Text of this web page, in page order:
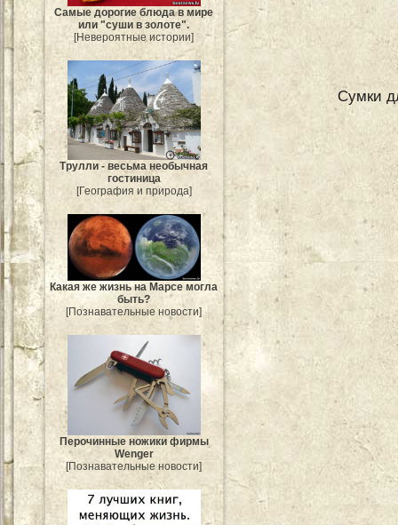
Самые дорогие блюда в мире
или "суши в золоте".
[Невероятные истории]
Трулли - весьма необычная
гостиница
[География и природа]
Какая же жизнь на Марсе могла
быть?
[Познавательные новости]
Перочинные ножики фирмы
Wenger
[Познавательные новости]
Сумки